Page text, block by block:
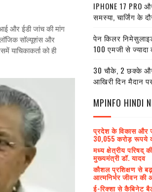
और ईडी जांच की मांग
सॉल्यूशंस और
को ही
IPHONE 17 PRO
समस्या, चार्जिंग के
पेन किलर
100 एमजी से
30 चौके, 2 छक्के
आखिरी दिन मैदान
MPINFO HINDI
प्रदेश के विकास और
30,055 करोड़ रूपये
मध्य क्षेत्रीय परिषद्
मुख्यमंत्री डॉ. यादव
कौशल प्रशिक्षण से
आत्मनिर्भर जीवन
ई-रिक्शा से कैबिनेट